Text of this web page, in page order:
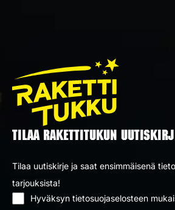
TILAA RAKETTITUKUN
Tilaa uutiskirje ja saat ensimmäisenä
tarjouksista!
Hyväksyn tietosuojaselosteen